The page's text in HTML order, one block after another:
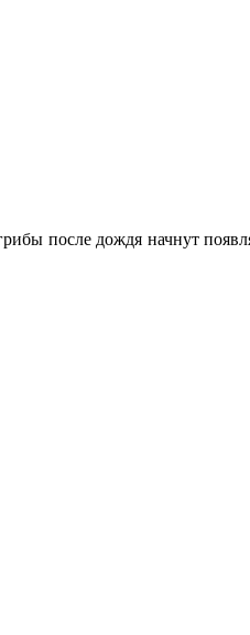
после дождя начнут